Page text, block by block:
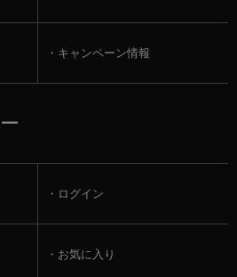
キャンペーン情報
ログイン
お気に入り